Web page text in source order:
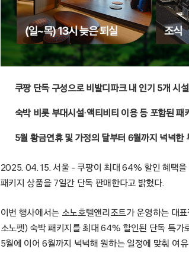
쿠팡 단독 구성으로 비발디파크 내 인기 5개 시
숙박 비롯 부대시설·액티비티 이용 등 포함된
5월 황금연휴 및 가정의 달부터 6월까지 넉넉한
2025. 04. 15. 서울 – 쿠팡이 최대 64% 할인 혜택을
패키지 상품을 7일간 단독 판매한다고 밝혔다.
이번 행사에서는 소노호텔앤리조트가 운영하는 대
소노펫) 숙박 패키지를 최대 64% 할인된 단독 특
5월에 이어 6월까지 넉넉해 원하는 일정에 맞춰 여